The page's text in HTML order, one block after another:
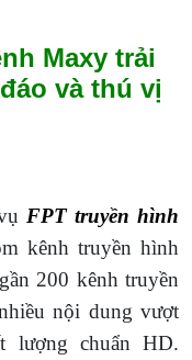
Maxy trải
và thú vị
FPT truyền hình
kênh truyền hình
200 kênh truyền
nội dung vượt
lượng chuẩn HD.